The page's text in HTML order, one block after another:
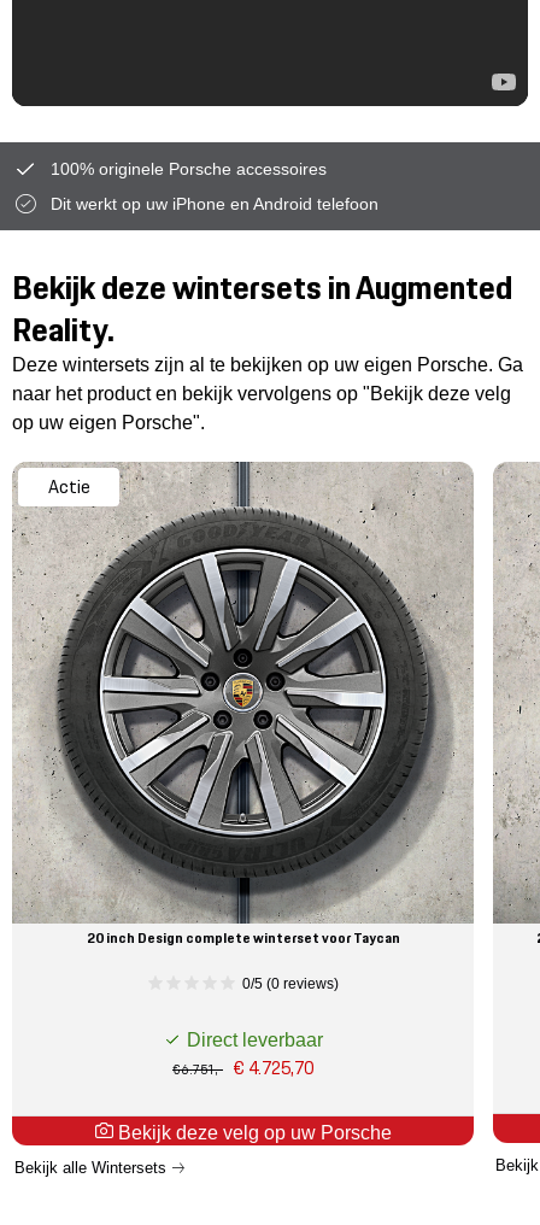
100% originele Porsche accessoires
Dit werkt op uw iPhone en Android telefoon
Bekijk deze wintersets in Augmented
Reality.
Deze wintersets zijn al te bekijken op uw eigen Porsche. Ga
naar het product en bekijk vervolgens op "Bekijk deze velg
op uw eigen Porsche".
Actie
20 inch Design complete winterset voor Taycan
0/5 (0 reviews)
Direct leverbaar
€ 6.751,- € 4.725,70
Bekijk deze velg op uw Porsche
Bekijk alle Wintersets